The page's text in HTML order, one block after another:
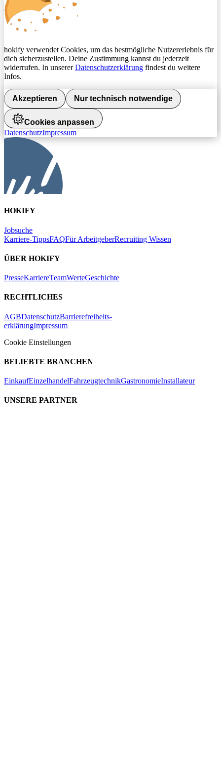
hokify verwendet Cookies, um das bestmögliche Nutzererlebnis für
dich sicherzustellen. Deine Zustimmung kannst du jederzeit
widerrufen. In unsererDatenschutzerklärung findest du weitere
Infos.
Akzeptieren Nur technisch notwendige
Cookies anpassen
DatenschutzImpressum
HOKIFY
Jobsuche
Karriere-TippsFAQFür ArbeitgeberRecruiting Wissen
ÜBER HOKIFY
PresseKarriereTeamWerteGeschichte
RECHTLICHES
AGBDatenschutzBarrierefreiheits-
erklärungImpressum
Cookie Einstellungen
BELIEBTE BRANCHEN
EinkaufEinzelhandelFahrzeugtechnikGastronomieInstallateur
UNSERE PARTNER